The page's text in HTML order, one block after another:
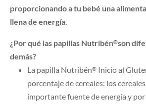
proporcionando a tu bebé una
llena de energía.
​​​​​​​¿Por qué las papillas Nutribén®son
demás?
La papilla Nutribén® Inicio al
porcentaje de cereales: los
importante fuente de energía y por